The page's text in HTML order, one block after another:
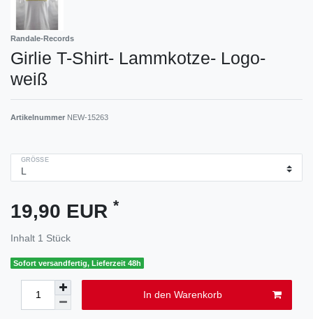
Randale-Records
Girlie T-Shirt- Lammkotze- Logo-
weiß
Artikelnummer NEW-15263
GRÖSSE
19,90 EUR *
Inhalt 1 Stück
Sofort versandfertig, Lieferzeit 48h
In den Warenkorb